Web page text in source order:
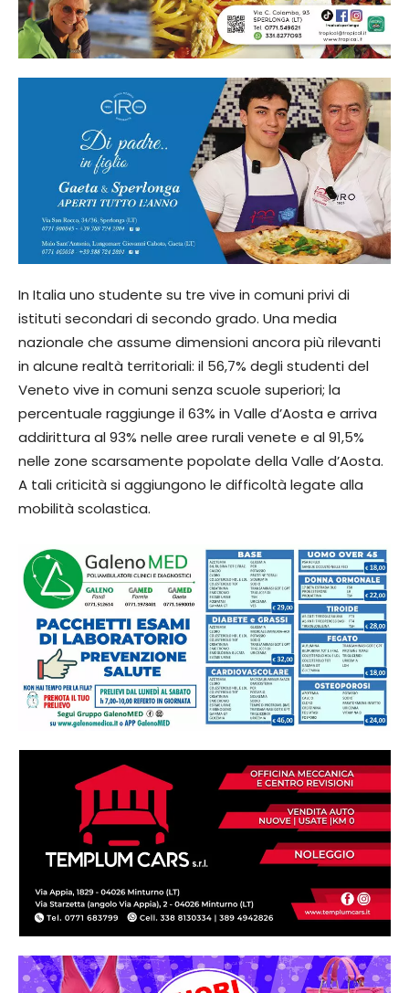
In Italia uno studente su tre vive in comuni privi di
istituti secondari di secondo grado. Una media
nazionale che assume dimensioni ancora più rilevanti
in alcune realtà territoriali: il 56,7% degli studenti del
Veneto vive in comuni senza scuole superiori; la
percentuale raggiunge il 63% in Valle d’Aosta e arriva
addirittura al 93% nelle aree rurali venete e al 91,5%
nelle zone scarsamente popolate della Valle d’Aosta.
A tali criticità si aggiungono le difficoltà legate alla
mobilità scolastica.